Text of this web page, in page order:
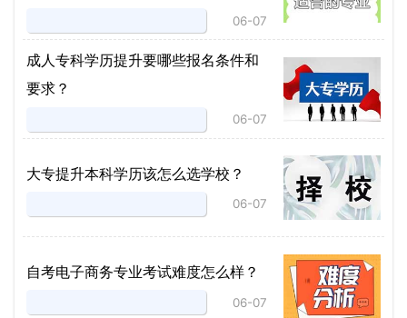
06-07
成人专科学历提升要哪些报名条件和
要求？
06-07
大专提升本科学历该怎么选学校？
06-07
自考电子商务专业考试难度怎么样？
06-07